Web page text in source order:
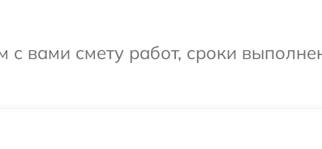
с вами смету работ, сроки